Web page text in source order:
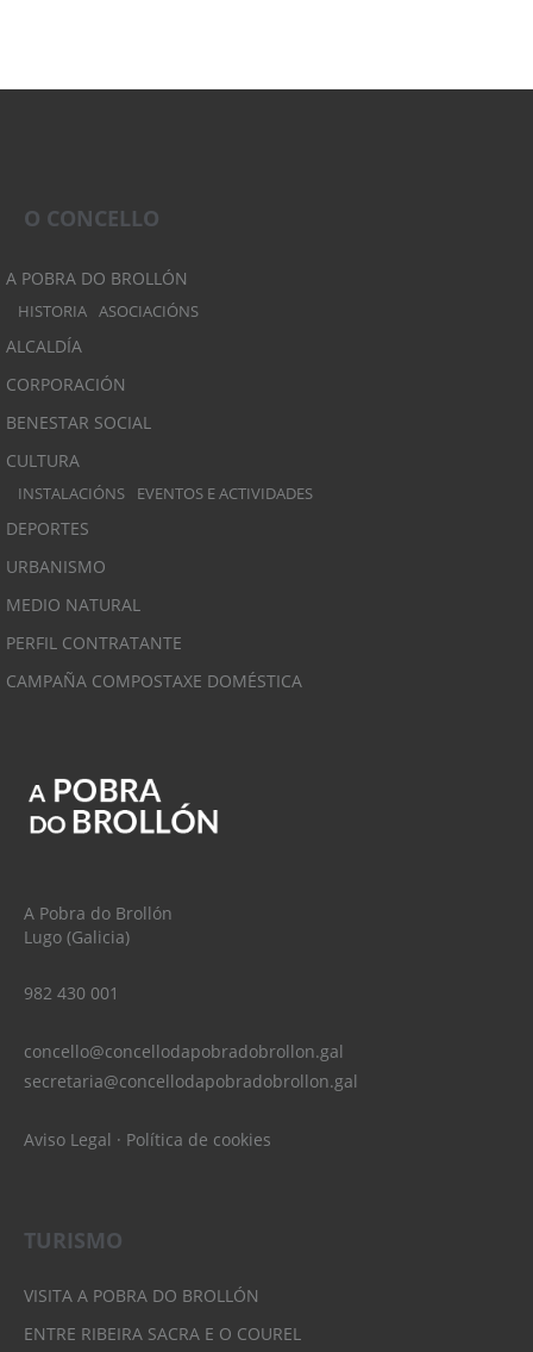
O CONCELLO
A POBRA DO BROLLÓN
HISTORIA ASOCIACIÓNS
ALCALDÍA
CORPORACIÓN
BENESTAR SOCIAL
CULTURA
INSTALACIÓNS EVENTOS E ACTIVIDADES
DEPORTES
URBANISMO
MEDIO NATURAL
PERFIL CONTRATANTE
CAMPAÑA COMPOSTAXE DOMÉSTICA
A Pobra do Brollón
Lugo (Galicia)
982 430 001
concello@concellodapobradobrollon.gal
secretaria@concellodapobradobrollon.gal
Aviso Legal · Política de cookies
TURISMO
VISITA A POBRA DO BROLLÓN
ENTRE RIBEIRA SACRA E O COUREL